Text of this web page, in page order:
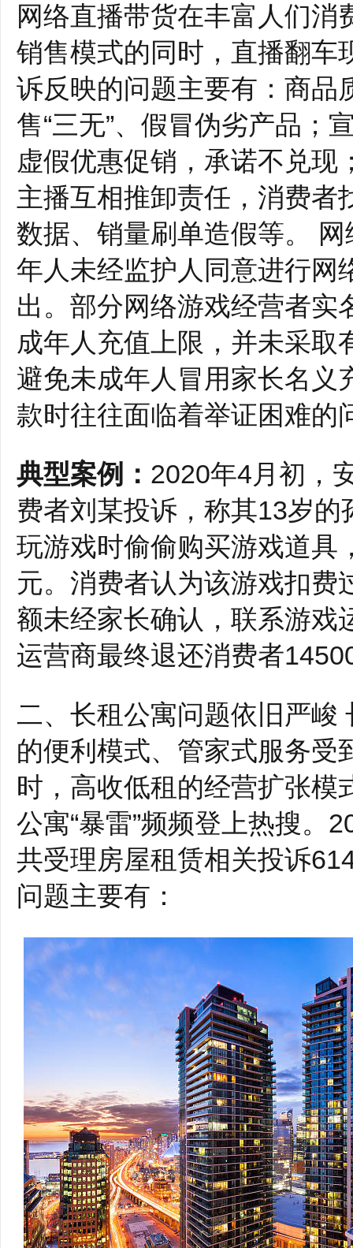
网络直播带货在丰富人们
销售模式的同时，直播翻车
诉反映的问题主要有：商品
售“三无”、假冒伪劣产品；
虚假优惠促销，承诺不兑现
主播互相推卸责任，消费者
数据、销量刷单造假等。
年人未经监护人同意进行网
出。部分网络游戏经营者实
成年人充值上限，并未采取
避免未成年人冒用家长名义
款时往往面临着举证困难的
典型案例： 2020年4月初，
费者刘某投诉，称其13岁
玩游戏时偷偷购买游戏道具
元。消费者认为该游戏扣费
额未经家长确认，联系游戏
运营商最终退还消费者
二、长租公寓问题依旧严峻
的便利模式、管家式服务受
时，高收低租的经营扩张模
公寓“暴雷”频频登上热搜。
共受理房屋租赁相关投诉
问题主要有：